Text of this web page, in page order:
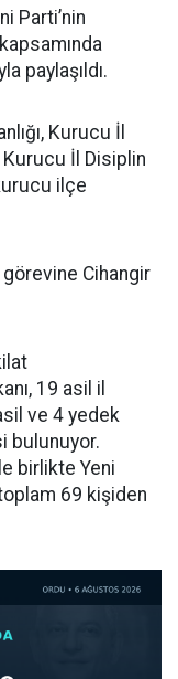
Parti’nin
paylaşıldı.
Kurucu İl
İl Disiplin
ilçe
görevine Cihangir
19 asil il
ve 4 yedek
bulunuyor.
birlikte Yeni
69 kişiden